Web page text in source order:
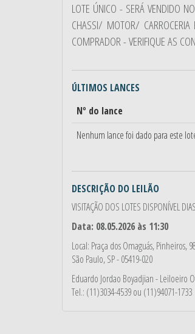
LOTE ÚNICO - SERÁ VENDIDO
CHASSI/ MOTOR/
COMPRADOR - VERIFIQUE AS
ÚLTIMOS LANCES
Nº do lance
Nenhum lance foi dado para este
DESCRIÇÃO DO LEILÃO
VISITAÇÃO DOS LOTES DISPONÍVEL
Data: 08.05.2026 às 11:30
Local: Praça dos Omaguás, Pinheiros,
São Paulo, SP - 05419-020
Eduardo Jordao Boyadjian- Leiloeiro
Tel.: (11)3034-4539 ou (11)94071-1733